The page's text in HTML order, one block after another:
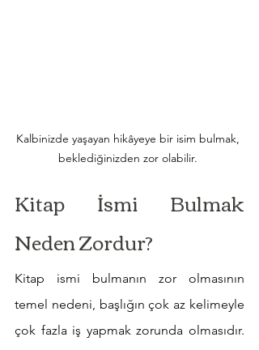
Kalbinizde yaşayan hikâyeye bir isim bulmak,
beklediğinizden zor olabilir.
Kitap İsmi Bulmak
Neden Zordur?
Kitap ismi bulmanın zor olmasının
temel nedeni, başlığın çok az kelimeyle
çok fazla iş yapmak zorunda olmasıdır.